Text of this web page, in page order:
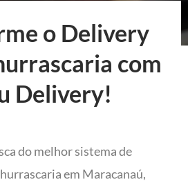
o Delivery
com
Delivery!
do melhor sistema de
em Maracanaú,